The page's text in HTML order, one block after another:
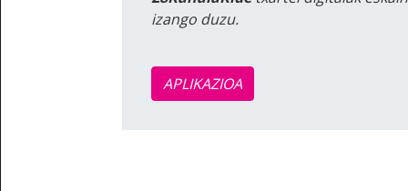
izango duzu.
APLIKAZIOA